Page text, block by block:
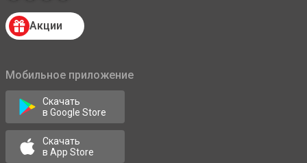
Акции
Мобильное приложение
Скачать
в Google Store
Скачать
в App Store